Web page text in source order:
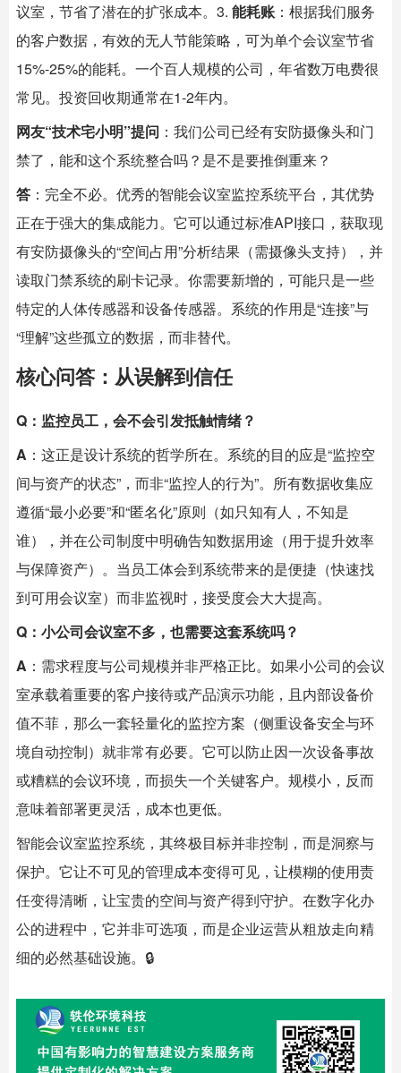
议室，节省了潜在的扩张成本。3. 能耗账 ：根据我们服务
的客户数据，有效的无人节能策略，可为单个会议室节省
15%-25%的能耗。一个百人规模的公司，年省数万电费很
常见。投资回收期通常在1-2年内。
网友“技术宅小明”提问 ：我们公司已经有安防摄像头和门
禁了，能和这个系统整合吗？是不是要推倒重来？
答 ：完全不必。优秀的智能会议室监控系统平台，其优势
正在于强大的集成能力。它可以通过标准API接口，获取现
有安防摄像头的“空间占用”分析结果（需摄像头支持），并
读取门禁系统的刷卡记录。你需要新增的，可能只是一些
特定的人体传感器和设备传感器。系统的作用是“连接”与
“理解”这些孤立的数据，而非替代。
核心问答：从误解到信任
Q：监控员工，会不会引发抵触情绪？
A ：这正是设计系统的哲学所在。系统的目的应是“监控空
间与资产的状态”，而非“监控人的行为”。所有数据收集应
遵循“最小必要”和“匿名化”原则（如只知有人，不知是
谁），并在公司制度中明确告知数据用途（用于提升效率
与保障资产）。当员工体会到系统带来的是便捷（快速找
到可用会议室）而非监视时，接受度会大大提高。
Q：小公司会议室不多，也需要这套系统吗？
A ：需求程度与公司规模并非严格正比。如果小公司的会议
室承载着重要的客户接待或产品演示功能，且内部设备价
值不菲，那么一套轻量化的监控方案（侧重设备安全与环
境自动控制）就非常有必要。它可以防止因一次设备事故
或糟糕的会议环境，而损失一个关键客户。规模小，反而
意味着部署更灵活，成本也更低。
智能会议室监控系统，其终极目标并非控制，而是洞察与
保护。它让不可见的管理成本变得可见，让模糊的使用责
任变得清晰，让宝贵的空间与资产得到守护。在数字化办
公的进程中，它并非可选项，而是企业运营从粗放走向精
细的必然基础设施。🔒